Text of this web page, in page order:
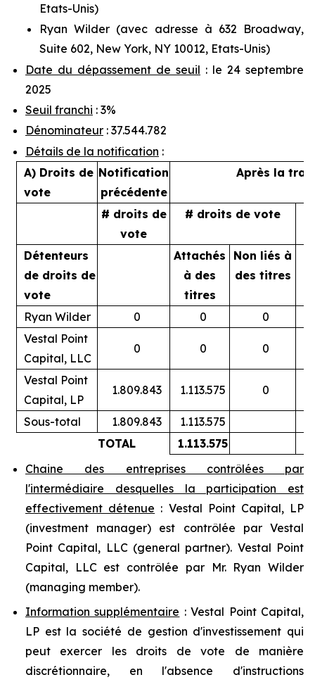
Etats-Unis)
Ryan Wilder (avec adresse à 632 Broadway,
Suite 602, New York, NY 10012, Etats-Unis)
Date du dépassement de seuil : le 24 septembre
2025
Seuil franchi : 3%
Dénominateur : 37.544.782
Détails de la notification :
A) Droits de
vote
Notification
précédente
Après la
# droits de
vote
# droits de vote
Détenteurs
de droits de
vote
Attachés
à des
titres
Non liés à
des titres
Ryan Wilder 0 0
0
Vestal Point
Capital, LLC
0 0 0
Vestal Point
Capital, LP
1.809.843 1.113.575 0
Sous-total 1.809.843
1.113.575
TOTAL
1.113.575
Chaine des entreprises contrôlées par
l'intermédiaire desquelles la participation est
effectivement détenue : Vestal Point Capital, LP
(investment manager) est contrôlée par Vestal
Point Capital, LLC (general partner). Vestal Point
Capital, LLC est contrôlée par Mr. Ryan Wilder
(managing member).
Information supplémentaire : Vestal Point Capital,
LP est la société de gestion d'investissement qui
peut exercer les droits de vote de manière
discrétionnaire, en l'absence d'instructions